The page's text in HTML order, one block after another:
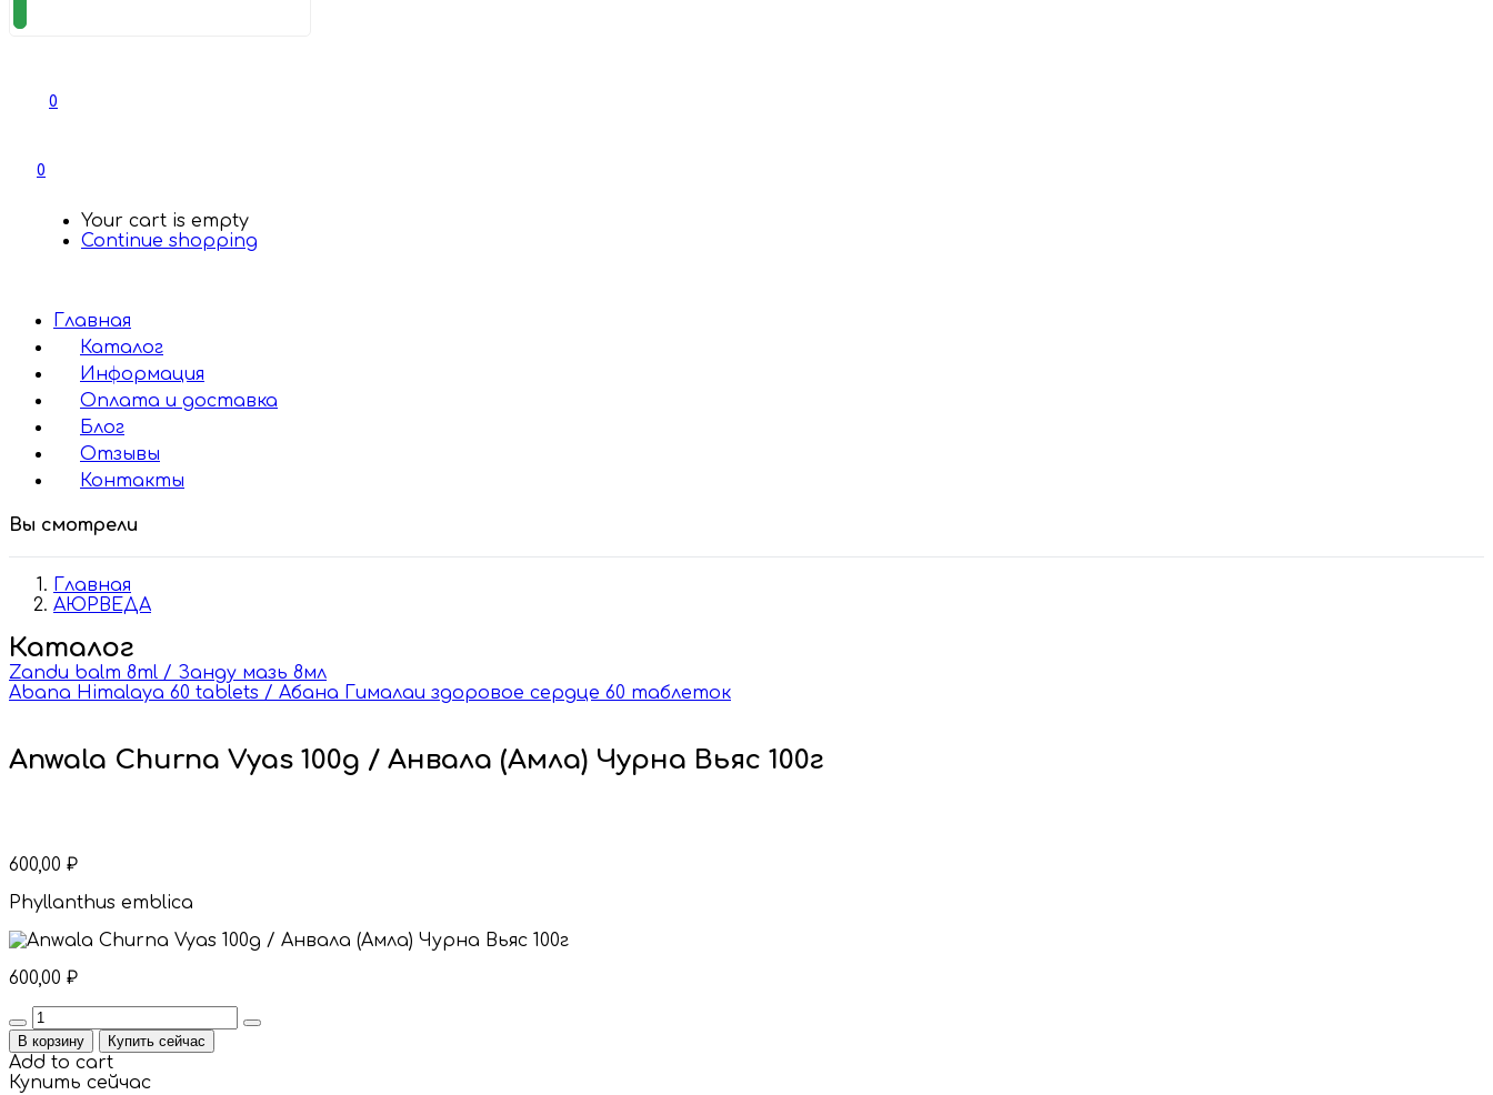
0
0
Your cart is empty
Continue shopping
Главная
Каталог
Информация
Оплата и доставка
Блог
Отзывы
Контакты
Вы смотрели
Главная
АЮРВЕДА
Каталог
Zandu balm 8ml / Занду мазь 8мл
Abana Himalaya 60 tablets / Абана Гималаи здоровое сердце 60 таблеток
Anwala Churna Vyas 100g / Анвала (Амла) Чурна Вьяс 100г
600,00 ₽
Phyllanthus emblica
600,00 ₽
Quantity
В корзину Купить сейчас
Add to cart
Купить сейчас